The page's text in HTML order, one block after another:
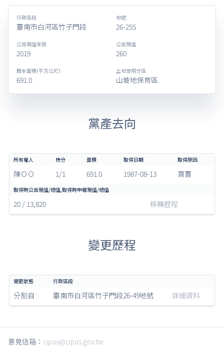
行政區段
臺南市白河區竹子門段
地號
26-255
公告現值年度
2019
公告現值
260
謄本面積(平方公尺)
691.0
土地使用分區
山坡地保育區
黨產去向
陳ＯＯ 1/1 691.0 1987-08-13 買賣
20 / 13,820 移轉歷程
變更歷程
分割自 臺南市白河區竹子門段26-49地號 詳細資料
意見信箱： cipas@cipas.gov.tw